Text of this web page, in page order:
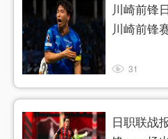
川崎前锋
川崎前锋
31
日职联战